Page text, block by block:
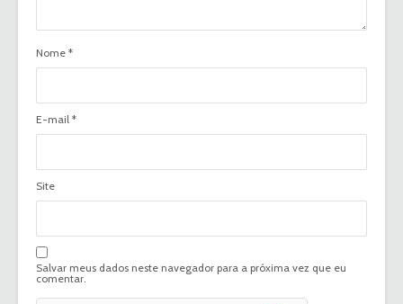
Nome *
E-mail *
Site
Salvar meus dados neste navegador para a próxima vez que eu
comentar.